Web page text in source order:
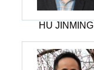
HU JINMING